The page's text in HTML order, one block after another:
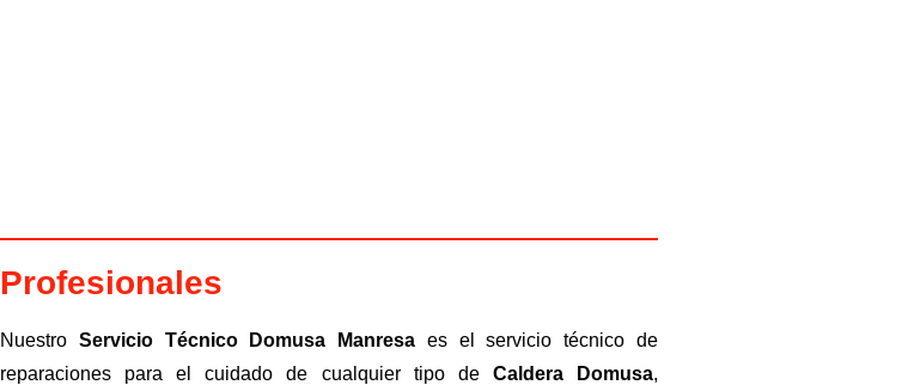
Profesionales
Nuestro Servicio Técnico Domusa Manresa es el servicio técnico de
reparaciones para el cuidado de cualquier tipo de Caldera Domusa,